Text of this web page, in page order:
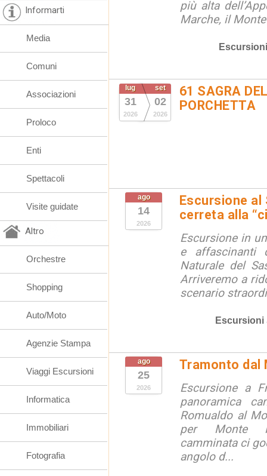
più alta
Marche, il
Escursioni
lug
31
2026
set
02
2026
61 SAGRA
PORCHETTA
ago
14
2026
Escursione al
cerreta alla
Escursione in
e affascinanti
Naturale del
Arriveremo a
scenario
Escursioni
ago
25
2026
Tramonto dal
Escursione a
panoramica
Romualdo al
per Monte
camminata ci
angolo d...
Informarti
Media
Comuni
Associazioni
Proloco
Enti
Spettacoli
Visite guidate
Altro
Orchestre
Shopping
Auto/Moto
Agenzie Stampa
Viaggi Escursioni
Informatica
Immobiliari
Fotografia